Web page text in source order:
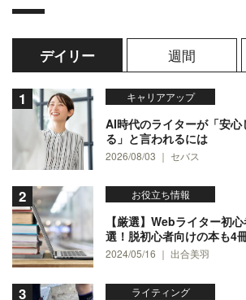
デイリー 週間
キャリアアップ
AI時代のライターが「安
る」と言われるには
2026/08/03 ｜ セバス
お役立ち情報
【厳選】Webライター初
選！脱初心者向けの本も4
2024/05/16 ｜ 出合美羽
ライティング